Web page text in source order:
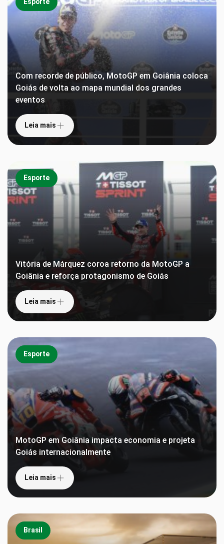
Esporte
Com recorde de público, MotoGP em Goiânia coloca
Goiás de volta ao mapa mundial dos grandes
eventos
Leia mais
Esporte
Vitória de Márquez coroa retorno da MotoGP a
Goiânia e reforça protagonismo de Goiás
Leia mais
Esporte
MotoGP em Goiânia impacta economia e projeta
Goiás internacionalmente
Leia mais
Brasil